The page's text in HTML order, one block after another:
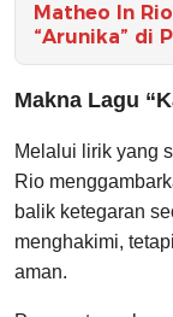
Matheo In
“Arunika” di
Makna Lagu
Melalui lirik yang
Rio
balik ketegaran
menghakimi,
aman.